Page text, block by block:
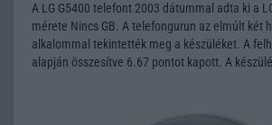
A LG G5400 telefont 2003 dátummal adta ki a
mérete Nincs GB. A telefongurun az elmúlt két
alkalommal tekintették meg a készüléket. A
alapján összesítve 6.67 pontot kapott. A